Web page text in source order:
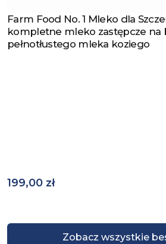
Zobacz wszystkie
Zobacz produkt
Farm Food No. 1 Mleko dla
kompletne mleko zastępcze na
pełnotłustego mleka koziego
199,00 zł